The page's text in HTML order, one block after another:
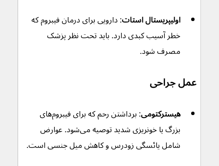
اولیپریستال استات: دارویی برای درمان فیبروم که
خطر آسیب کبدی دارد. باید تحت نظر پزشک
مصرف شود.
عمل جراحی
هیسترکتومی
: برداشتن رحم که برای فیبروم‌های
بزرگ یا خونریزی شدید توصیه می‌شود. عوارض
شامل یائسگی زودرس و کاهش میل جنسی است.